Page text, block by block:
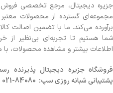
جزیره دیجیتال، مرجع تخصصی فروش
مجموعه‌ای گسترده از محصولات معتبر
برآورده می‌کند. ما با تضمین اصالت
شما هستیم تا تجربه‌ای بی‌نظیر از
اطلاعات بیشتر و مشاهده محصولات، با
فروشگاهجزیره دیجیتال پذیرنده
پشتیبانی شبانه روزی سپ: 84080-021